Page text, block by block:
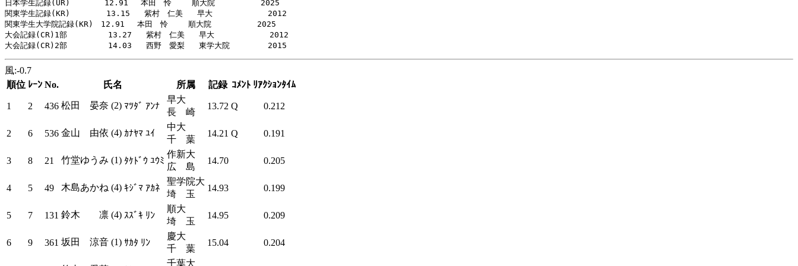
日本学生記録(UR)　　    12.91　 本田　怜　　 順大院        　2025
関東学生記録(KR)     　 13.15   紫村　仁美   早大       　   2012
関東学生大学院記録(KR)　12.91　 本田　怜　 　順大院　        2025
大会記録(CR)1部     　  13.27   紫村　仁美   早大        　  2012
風:-0.7
順位 ﾚｰﾝ No. 氏名 所属 記録 ｺﾒﾝﾄ ﾘｱｸｼｮﾝﾀｲﾑ
1 2 436 松田 晏奈 (2) ﾏﾂﾀﾞ ｱﾝﾅ
早大
長 崎
13.72 Q 0.212
2 6 536 金山 由依 (4) ｶﾅﾔﾏ ﾕｲ
中大
千 葉
14.21 Q 0.191
3 8 21 竹堂ゆうみ (1) ﾀｹﾄﾞｳ ﾕｳﾐ
作新大
広 島
14.70 0.205
4 5 49 木島あかね (4) ｷｼﾞﾏ ｱｶﾈ
聖学院大
埼 玉
14.93 0.199
5 7 131 鈴木 凛 (4) ｽｽﾞｷ ﾘﾝ
順大
埼 玉
14.95 0.209
6 9 361 坂田 涼音 (1) ｻｶﾀ ﾘﾝ
慶大
千 葉
15.04 0.204
千葉大